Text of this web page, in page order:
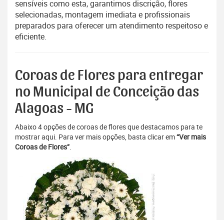
sensíveis como esta, garantimos discrição, flores
selecionadas, montagem imediata e profissionais
preparados para oferecer um atendimento respeitoso e
eficiente.
Coroas de Flores para entregar
no Municipal de Conceição das
Alagoas - MG
Abaixo 4 opções de coroas de flores que destacamos para te
mostrar aqui. Para ver mais opções, basta clicar em“Ver mais
Coroas de Flores”.